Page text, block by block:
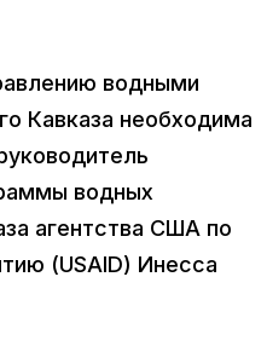
водными
Кавказа необходима
водных
агентства США по
(USAID) Инесса